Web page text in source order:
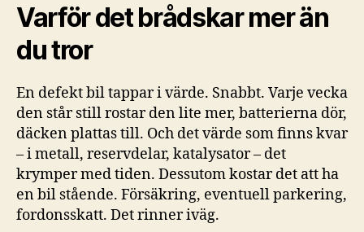
Varför det brådskar mer än
du tror
En defekt bil tappar i värde. Snabbt. Varje vecka
den står still rostar den lite mer, batterierna dör,
däcken plattas till. Och det värde som finns kvar
– i metall, reservdelar, katalysator – det
krymper med tiden. Dessutom kostar det att ha
en bil stående. Försäkring, eventuell parkering,
fordonsskatt. Det rinner iväg.